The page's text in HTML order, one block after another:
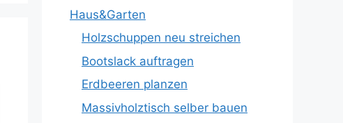
Haus&Garten
Holzschuppen neu streichen
Bootslack auftragen
Erdbeeren planzen
Massivholztisch selber bauen